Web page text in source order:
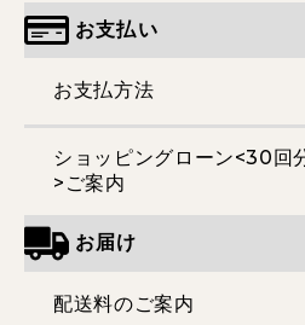
お支払い
お支払方法
ショッピングローン<30回
>ご案内
お届け
配送料のご案内